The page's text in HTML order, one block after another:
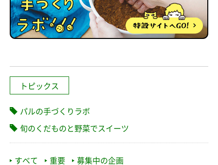
トピックス
パルの手づくりラボ
旬のくだものと野菜でスイーツ
すべて 重要 募集中の企画